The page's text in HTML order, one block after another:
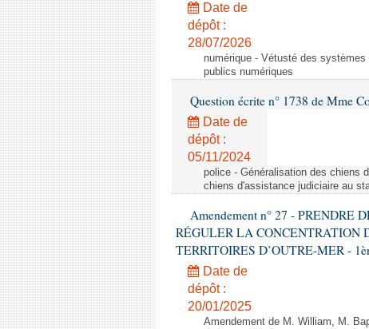
Date de
dépôt :
28/07/2026
numérique - Vétusté des
publics numériques
Question écrite n° 1738 de Mme
Date de
dépôt :
05/11/2024
police - Généralisation des chiens
chiens d'assistance judiciaire au
Amendement n° 27 - PRENDRE
RÉGULER LA CONCENTRATION
TERRITOIRES D’OUTRE-MER -
Date de
dépôt :
20/01/2025
Amendement de M. William, M.